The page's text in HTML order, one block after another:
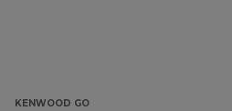
KENWOOD GO